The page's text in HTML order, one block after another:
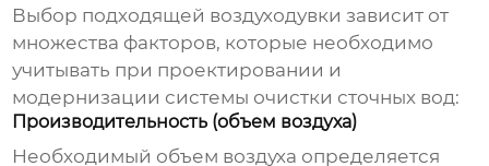
Выбор подходящей воздуходувки зависит от
множества факторов, которые необходимо
учитывать при проектировании и
модернизации системы очистки сточных вод:
Производительность (объем воздуха)
Необходимый объем воздуха определяется